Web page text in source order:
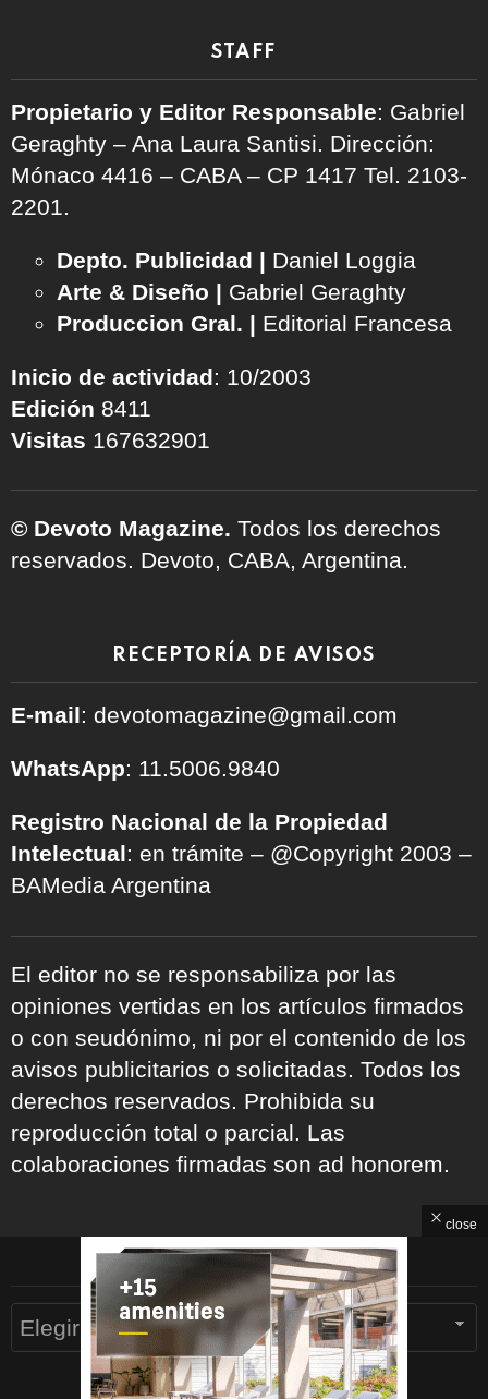
STAFF
Propietario y Editor Responsable: Gabriel
Geraghty – Ana Laura Santisi. Dirección:
Mónaco 4416 – CABA – CP 1417 Tel. 2103-
2201.
Depto. Publicidad | Daniel Loggia
Arte & Diseño | Gabriel Geraghty
Produccion Gral. | Editorial Francesa
Inicio de actividad: 10/2003
Edición 8411
Visitas 167632901
© Devoto Magazine. Todos los derechos
reservados. Devoto, CABA, Argentina.
RECEPTORÍA DE AVISOS
E-mail: devotomagazine@gmail.com
WhatsApp: 11.5006.9840
Registro Nacional de la Propiedad
Intelectual: en trámite – @Copyright 2003 –
BAMedia Argentina
El editor no se responsabiliza por las
opiniones vertidas en los artículos firmados
o con seudónimo, ni por el contenido de los
avisos publicitarios o solicitadas. Todos los
derechos reservados. Prohibida su
reproducción total o parcial. Las
colaboraciones firmadas son ad honorem.
ARCHIVOS
Archivos
close